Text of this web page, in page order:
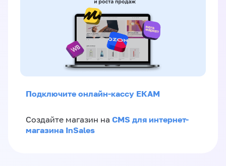
Подключите онлайн-кассу ЕКАМ
Создайте магазин на CMS для интернет-
магазина InSales